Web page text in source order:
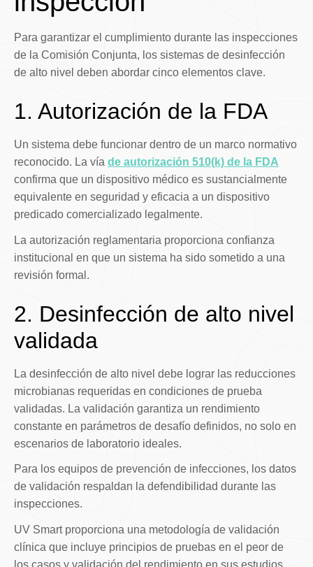
Para garantizar el cumplimiento durante las inspecciones
de la Comisión Conjunta, los sistemas de desinfección
de alto nivel deben abordar cinco elementos clave.
1. Autorización de la FDA
Un sistema debe funcionar dentro de un marco normativo
reconocido. La vía de autorización 510(k) de la FDA
confirma que un dispositivo médico es sustancialmente
equivalente en seguridad y eficacia a un dispositivo
predicado comercializado legalmente.
La autorización reglamentaria proporciona confianza
institucional en que un sistema ha sido sometido a una
revisión formal.
2. Desinfección de alto nivel
validada
La desinfección de alto nivel debe lograr las reducciones
microbianas requeridas en condiciones de prueba
validadas. La validación garantiza un rendimiento
constante en parámetros de desafío definidos, no solo en
escenarios de laboratorio ideales.
Para los equipos de prevención de infecciones, los datos
de validación respaldan la defendibilidad durante las
inspecciones.
UV Smart proporciona una metodología de validación
clínica que incluye principios de pruebas en el peor de